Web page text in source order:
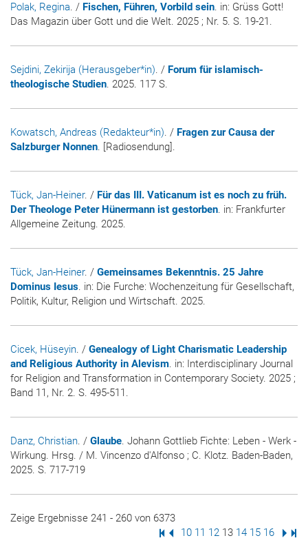
Polak, Regina. / Fischen, Führen, Vorbild sein. in: Grüss Gott!
Das Magazin über Gott und die Welt. 2025 ; Nr. 5. S. 19-21.
Sejdini, Zekirija (Herausgeber*in). / Forum für islamisch-
theologische Studien. 2025. 117 S.
Kowatsch, Andreas (Redakteur*in). / Fragen zur Causa der
Salzburger Nonnen. [Radiosendung].
Tück, Jan-Heiner. / Für das III. Vaticanum ist es noch zu früh.
Der Theologe Peter Hünermann ist gestorben. in: Frankfurter
Allgemeine Zeitung. 2025.
Tück, Jan-Heiner. / Gemeinsames Bekenntnis. 25 Jahre
Dominus Iesus. in: Die Furche: Wochenzeitung für Gesellschaft,
Politik, Kultur, Religion und Wirtschaft. 2025.
Cicek, Hüseyin. / Genealogy of Light Charismatic Leadership
and Religious Authority in Alevism. in: Interdisciplinary Journal
for Religion and Transformation in Contemporary Society. 2025 ;
Band 11, Nr. 2. S. 495-511.
Danz, Christian. / Glaube. Johann Gottlieb Fichte: Leben - Werk -
Wirkung. Hrsg. / M. Vincenzo d'Alfonso ; C. Klotz. Baden-Baden,
2025. S. 717-719
Zeige Ergebnisse 241 - 260 von 6373
Erste Seite
Vorige Seite
Seite
10 Seite
11 Seite
12 Seite
13 Seite
14 Seite
15 Seite
16